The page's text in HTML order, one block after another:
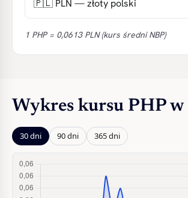
1 PHP = 0,0613 PLN (kurs średni NBP)
Wykres kursu PHP w
30 dni 90 dni 365 dni